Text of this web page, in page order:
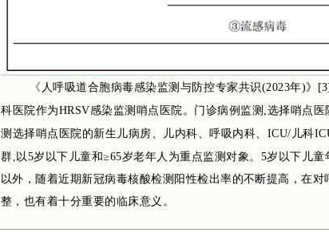
《 人呼吸道合胞病毒感染监测与防控专家共识(2023年)》 [3]
科医院作为HRSV感染监测哨点医院。门诊病例监测,选择哨点
测选择哨点医院的新生儿病房、儿内科、呼吸内科、ICU/儿科
群,以5岁以下儿童和≥65岁老年人为重点监测对象。5岁以下
以外，随着近期新冠病毒核酸检测阳性检出率的不断提高，在
整，也有着十分重要的临床意义。